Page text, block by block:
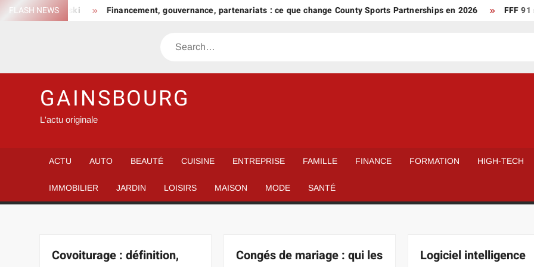
SkipFLASH NEWS
forfait ski Financement, gouvernance, partenariats : ce que change County Sports Partnerships en 2026 FFF 91 sur les
Search
GAINSBOURG
L'actu originale
ACTU AUTO BEAUTÉ CUISINE ENTREPRISE FAMILLE FINANCE FORMATION HIGH-TECH
IMMOBILIER JARDIN LOISIRS MAISON MODE SANTÉ
Covoiturage : définition,
Congés de mariage : qui les
Logiciel intelligence